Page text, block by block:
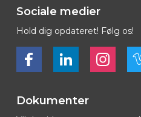
Sociale medier
Hold dig opdateret! Følg os!
Bekijk ons op FacebookBekijk ons op LinkedInBekijk ons op
Dokumenter